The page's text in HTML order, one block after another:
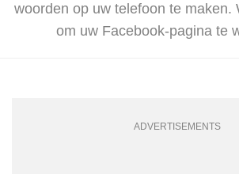
woorden op uw telefoon te maken.
om uw Facebook-pagina te
ADVERTISEMENTS